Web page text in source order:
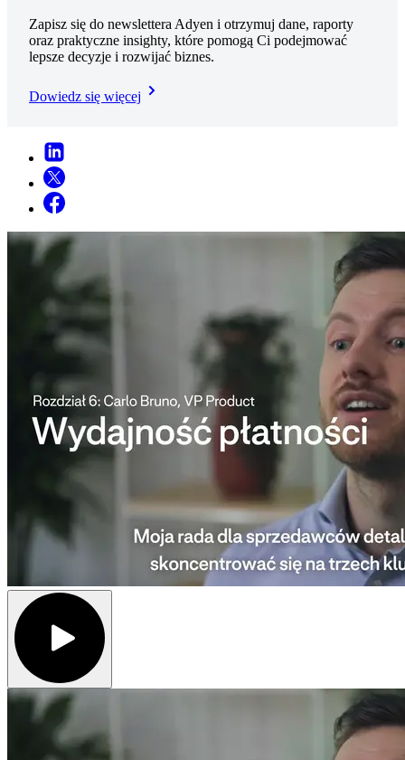
Zapisz się do newslettera Adyen i otrzymuj dane, raporty
oraz praktyczne insighty, które pomogą Ci podejmować
lepsze decyzje i rozwijać biznes.
Dowiedz się więcej​